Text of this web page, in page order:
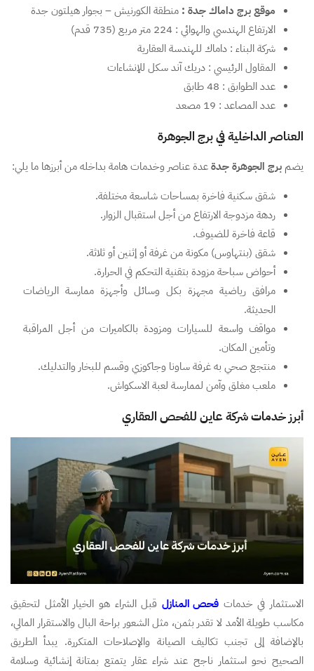
موقع برج داماك جدة : منطقة الكورنيش – بجوار هيلتون جدة
الارتفاع الهندسي والهوائي : 224 متر مربع (735 قدم)
شركة البناء : داماك للهندسة العقارية
المقاول الرئيسي : دريك آند سكل للإنشاءات
عدد الطوابق : 48 طابق
عدد المصاعد : 19 مصعد
العناصر الداخلية في برج الجوهرة
يضم برج الجوهرة جدةعدة عناصر وخدمات هامة بداخله من أبرزها ما يلي:
شقق سكنية فاخرة بمساحات شاسعة مختلفة.
ردهة مزدوجة الارتفاع من أجل استقبال الزوار.
قاعة فاخرة للضيوف.
شقق (بنتهاوس) مكونة من غرفة أو إثنين أو ثلاثة.
أحواض سباحة مزودة بتقنية التحكم في الحرارة.
مرافق رياضية مجهزة بكل وسائل وأجهزة ممارسة الرياضات
الحديثة.
مواقف واسعة للسيارات ومزودة بالكاميرات من أجل المراقبة
وتأمين المكان.
منتجع صحي به غرفة ساونا وجاكوزي وقسم للبخار والتدليك.
ملعب مغلق وآمن لممارسة لعبة الاسكواش.
أبرز خدمات شركة عاين للفحص العقاري
الاستثمار في خدمات فحص المنازل قبل الشراء هو الخيار الأمثل لتحقيق
مكاسب طويلة الأمد لا تقدر بثمن، مثل الشعور براحة البال والاستقرار المالي،
بالإضافة إلى تجنب تكاليف الصيانة والإصلاحات المتكررة. يبدأ الطريق
الصحيح نحو استثمار ناجح عند شراء عقار يتمتع بمتانة إنشائية وسلامة